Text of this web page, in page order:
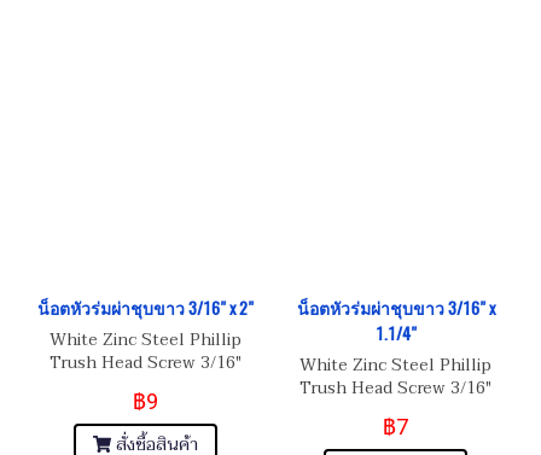
น็อตหัวร่มผ่าชุบขาว 3/16" x 2"
White Zinc Steel Phillip
Trush Head Screw 3/16"
฿9
สั่งซื้อสินค้า
น็อตหัวร่มผ่าชุบขาว 3/16" x
1.1/4"
White Zinc Steel Phillip
Trush Head Screw 3/16"
฿7